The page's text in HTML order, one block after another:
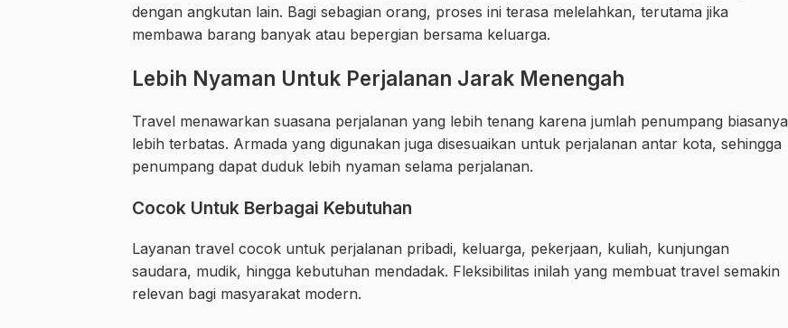
dengan angkutan lain. Bagi sebagian orang, proses ini terasa melelahkan, terutama jika
membawa barang banyak atau bepergian bersama keluarga.
Lebih Nyaman Untuk Perjalanan Jarak Menengah
Travel menawarkan suasana perjalanan yang lebih tenang karena jumlah penumpang biasanya
lebih terbatas. Armada yang digunakan juga disesuaikan untuk perjalanan antar kota, sehingga
penumpang dapat duduk lebih nyaman selama perjalanan.
Cocok Untuk Berbagai Kebutuhan
Layanan travel cocok untuk perjalanan pribadi, keluarga, pekerjaan, kuliah, kunjungan
saudara, mudik, hingga kebutuhan mendadak. Fleksibilitas inilah yang membuat travel semakin
relevan bagi masyarakat modern.